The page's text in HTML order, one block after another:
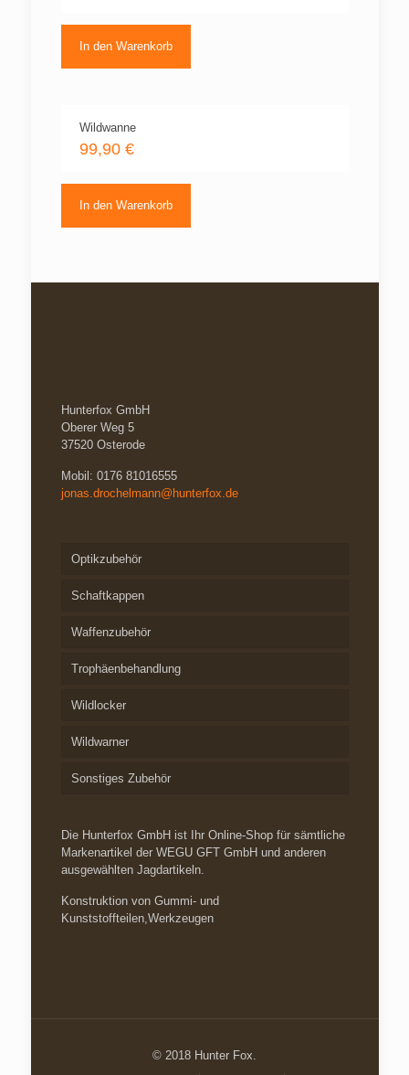
In den Warenkorb
Wildwanne
99,90 €
In den Warenkorb
Hunterfox GmbH
Oberer Weg 5
37520 Osterode
Mobil: 0176 81016555
jonas.drochelmann@hunterfox.de
Optikzubehör
Schaftkappen
Waffenzubehör
Trophäenbehandlung
Wildlocker
Wildwarner
Sonstiges Zubehör
Die Hunterfox GmbH ist Ihr Online-Shop für sämtliche
Markenartikel der WEGU GFT GmbH und anderen
ausgewählten Jagdartikeln.
Konstruktion von Gummi- und
Kunststoffteilen,Werkzeugen
© 2018 Hunter Fox.